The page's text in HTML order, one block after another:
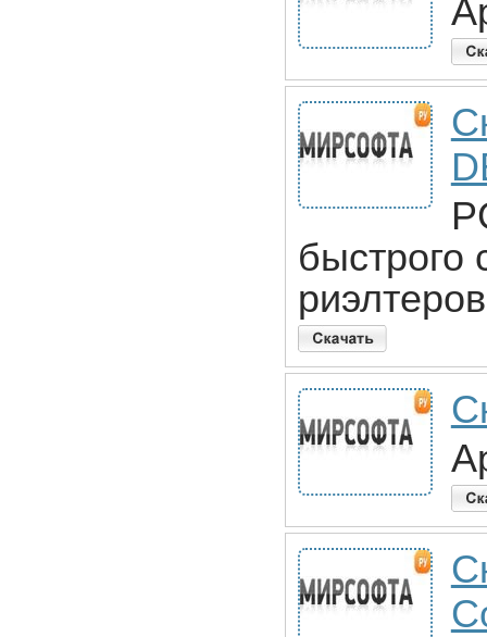
быстрого
риэлтеров